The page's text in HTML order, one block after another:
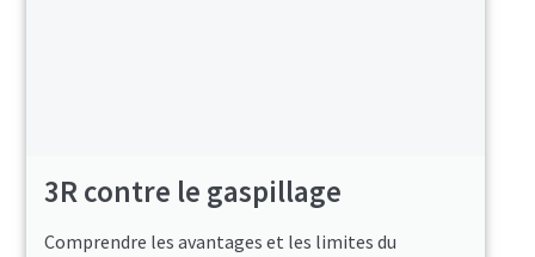
3R contre le gaspillage
Comprendre les avantages et les limites du